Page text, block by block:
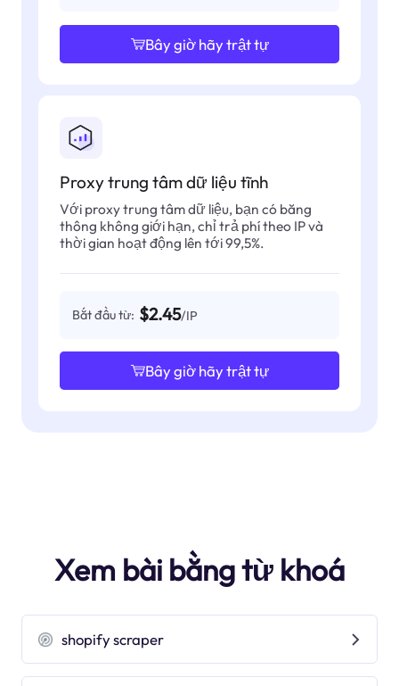
Bây giờ hãy trật tự
Proxy trung tâm dữ liệu tĩnh
Với proxy trung tâm dữ liệu, bạn có băng
thông không giới hạn, chỉ trả phí theo IP và
thời gian hoạt động lên tới 99,5%.
Bắt đầu từ: $2.45/IP
Bây giờ hãy trật tự
Xem bài bằng từ khoá
shopify scraper